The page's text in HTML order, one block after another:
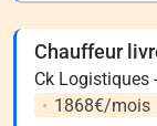
Chauffeur
Ck Logistiques
1868€/mois